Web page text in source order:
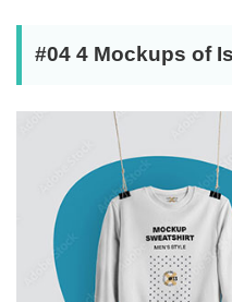
#04 4 Mockups of